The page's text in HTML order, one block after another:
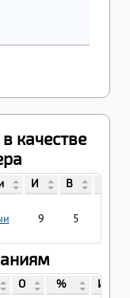
качестве
И В
9 5
О % ИБЗ